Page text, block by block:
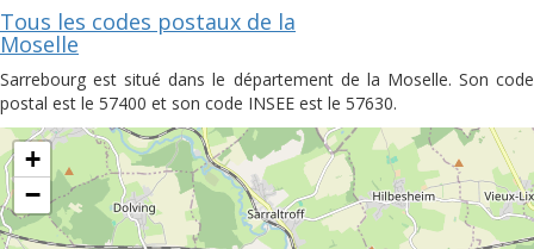
Tous les codes postaux de la
Moselle
Sarrebourg est situé dans le département de la Moselle. Son code
postal est le 57400 et son code INSEE est le 57630.
+
−